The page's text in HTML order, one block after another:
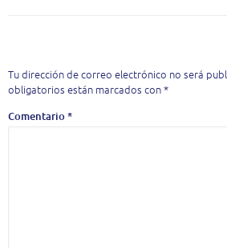
Tu dirección de correo electrónico no será
obligatorios están marcados con*
Comentario*